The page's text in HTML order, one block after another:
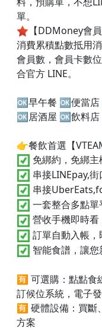
單。
【DDMoney會
消費累積點數抵用
會員數，會員卡數
合官方 LINE。
🆗早午餐 🆗便當
🆗居酒屋 🆗飲料
👉餐飲首選【
免綁約，免綁
串接LINEpay,
串接
一套整合多點
營收手機即時
訂單自動入帳
智能食譜，讓
🈶 可選購：點點食
訂候位系統，電子
🈶 硬體設備：買斷
方案